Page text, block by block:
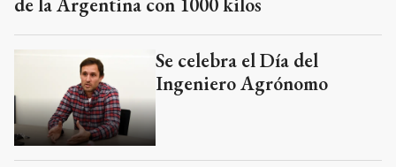
Se celebra el Día del
Ingeniero Agrónomo